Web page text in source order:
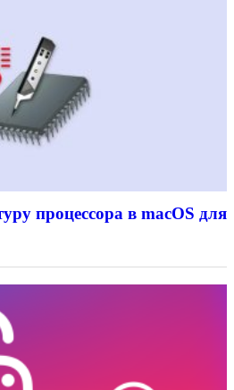
процессора в macOS для